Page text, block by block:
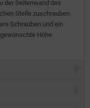
der Seitenwand des
Stelle zuschrauben.
Schrauben und ein
Höhe